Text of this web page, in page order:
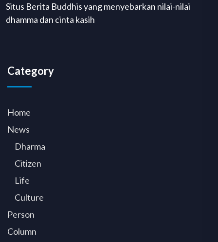
Situs Berita Buddhis yang menyebarkan nilai-nilai
dhamma dan cinta kasih
Category
Home
News
Dharma
Citizen
Life
Culture
Person
Column